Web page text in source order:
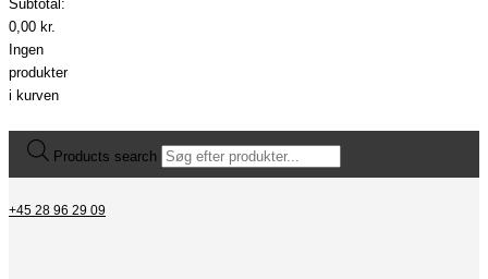
Subtotal:
0,00 kr.
Ingen
produkter
i kurven
Products search
+45 28 96 29 09